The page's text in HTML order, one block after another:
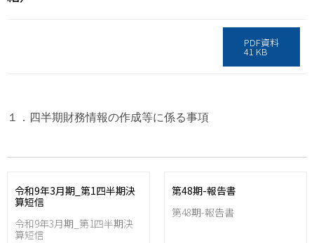
PDF資料
41 KB
１．四半期財務情報の作成等に係る事項
令和9年3月期_第1四半期決
算短信
令和9年3月期_第1四半期決
算短信
第48期-報告書
第48期-報告書